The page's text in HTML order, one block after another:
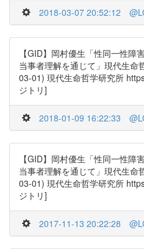
2018-03-07 20:52:12
【GID】岡村優生「性同一性障
当事者理解を通じて」現代生命
03-01) 現代生命哲学研究所
ジトリ]
2018-01-09 16:22:33
【GID】岡村優生「性同一性障
当事者理解を通じて」現代生命
03-01) 現代生命哲学研究所
ジトリ]
2017-11-13 20:22:28